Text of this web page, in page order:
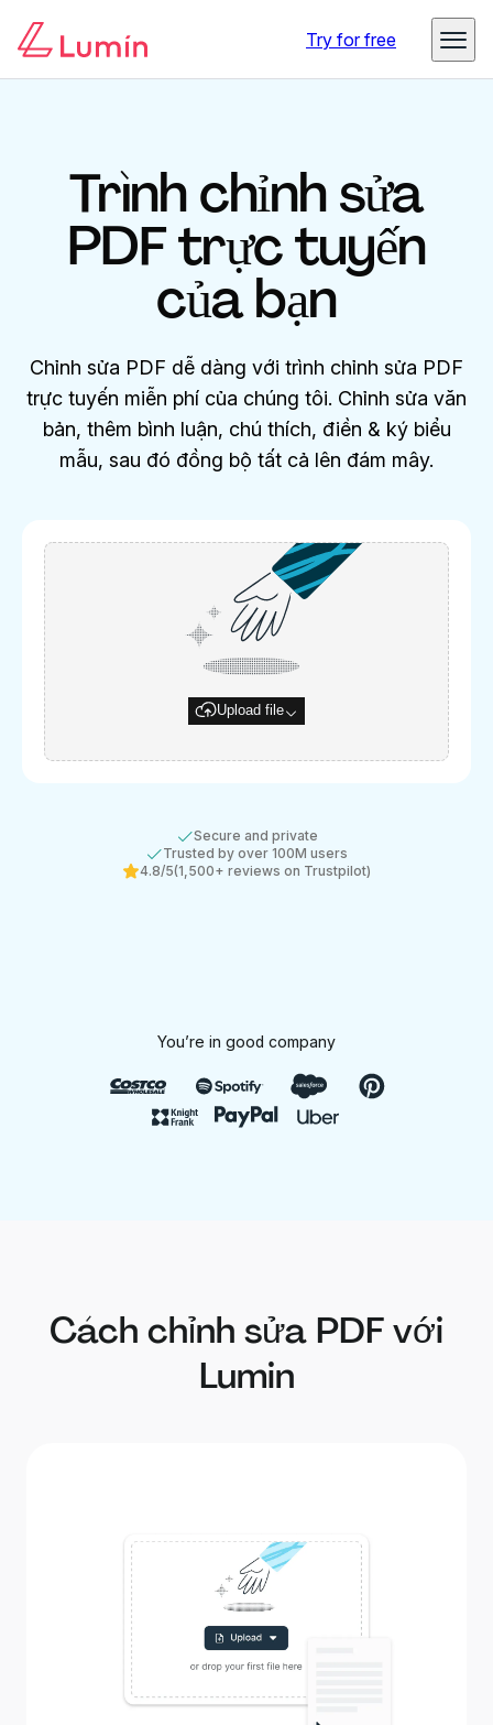
Try for free
Trình chỉnh sửa
PDF trực tuyến
của bạn
Chỉnh sửa PDF dễ dàng với trình chỉnh sửa PDF
trực tuyến miễn phí của chúng tôi. Chỉnh sửa văn
bản, thêm bình luận, chú thích, điền & ký biểu
mẫu, sau đó đồng bộ tất cả lên đám mây.
Upload file
Secure and private
Trusted by over 100M users
4.8/5(1,500+ reviews on Trustpilot)
You’re in good company
Cách chỉnh sửa PDF với
Lumin